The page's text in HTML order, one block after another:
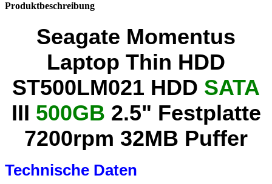
Produktbeschreibung
Seagate Momentus
Laptop Thin HDD
ST500LM021 HDD SATA
III 500GB 2.5" Festplatte
7200rpm 32MB Puffer
Technische Daten